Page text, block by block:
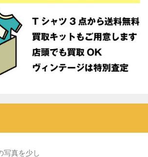
写真を少し